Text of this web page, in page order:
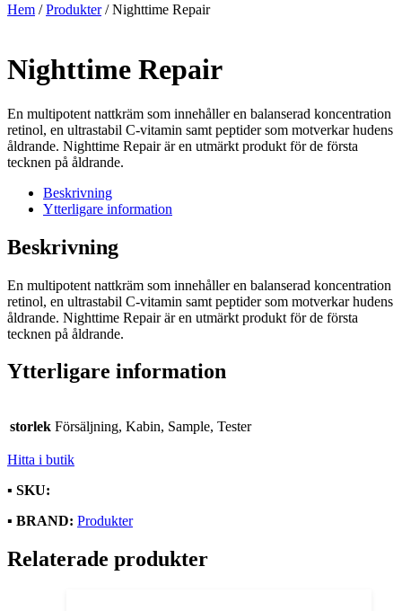
Hem /Produkter/ Nighttime Repair
Nighttime Repair
En multipotent nattkräm som innehåller en balanserad koncentration
retinol, en ultrastabil C-vitamin samt peptider som motverkar hudens
åldrande. Nighttime Repair är en utmärkt produkt för de första
tecknen på åldrande.
Beskrivning
Ytterligare information
Beskrivning
En multipotent nattkräm som innehåller en balanserad koncentration
retinol, en ultrastabil C-vitamin samt peptider som motverkar hudens
åldrande. Nighttime Repair är en utmärkt produkt för de första
tecknen på åldrande.
Ytterligare information
storlek Försäljning, Kabin, Sample, Tester
Hitta i butik
▪️ SKU:
▪️ BRAND: Produkter
Relaterade produkter